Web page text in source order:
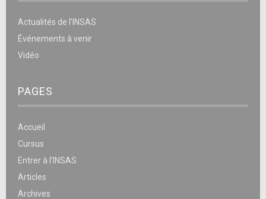
Actualités de l’INSAS
Événements à venir
Vidéo
PAGES
Accueil
Cursus
Entrer à l’INSAS
Articles
Archives